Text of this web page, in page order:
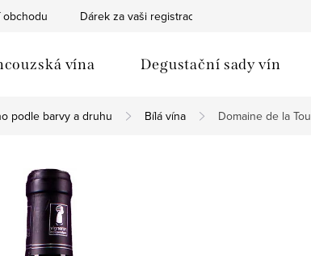
Dárek za vaši registraci
vína Degustační sady vín
podle barvy a druhu Bílá vína Domaine de la